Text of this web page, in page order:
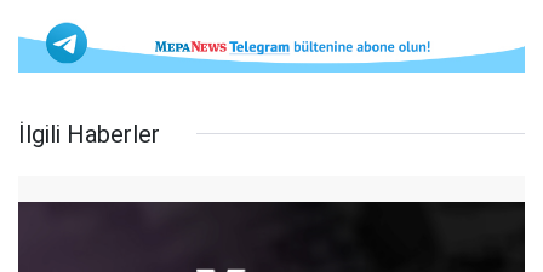
İlgili Haberler